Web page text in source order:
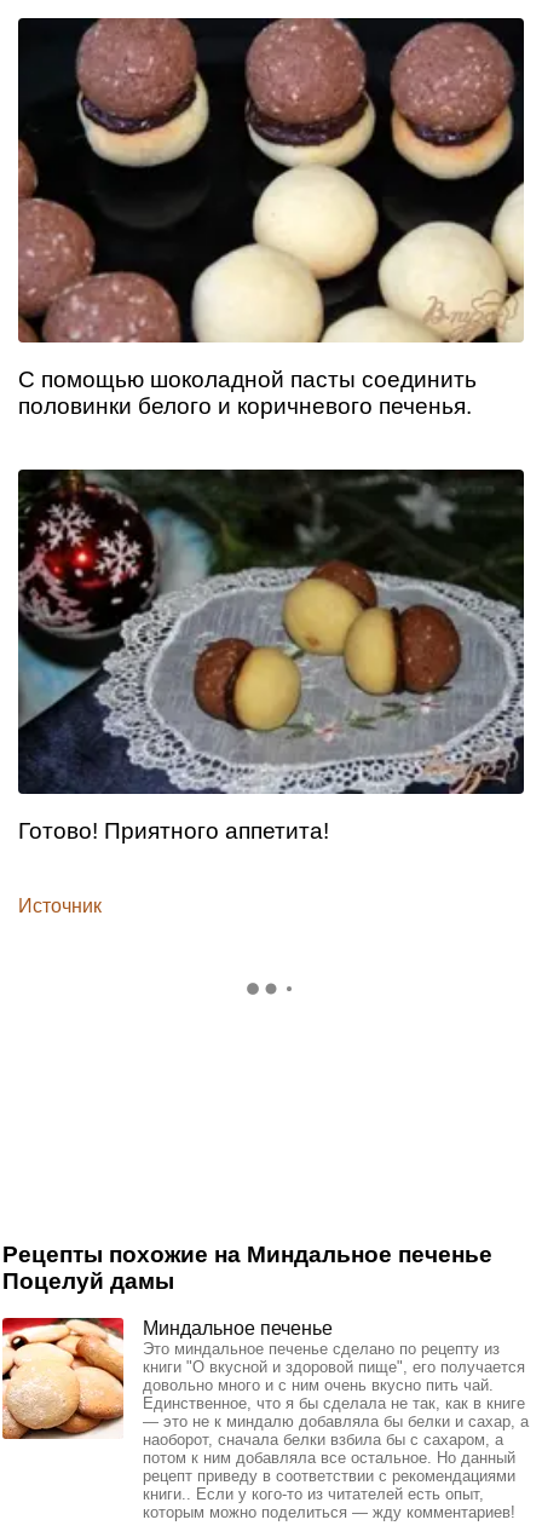
С помощью шоколадной пасты соединить
половинки белого и коричневого печенья.
Готово! Приятного аппетита!
Источник
Рецепты похожие на Миндальное печенье
Поцелуй дамы
Миндальное печенье
Это миндальное печенье сделано по рецепту из
книги "О вкусной и здоровой пище", его получается
довольно много и с ним очень вкусно пить чай.
Единственное, что я бы сделала не так, как в книге
— это не к миндалю добавляла бы белки и сахар, а
наоборот, сначала белки взбила бы с сахаром, а
потом к ним добавляла все остальное. Но данный
рецепт приведу в соответствии с рекомендациями
книги.. Если у кого-то из читателей есть опыт,
которым можно поделиться — жду комментариев!